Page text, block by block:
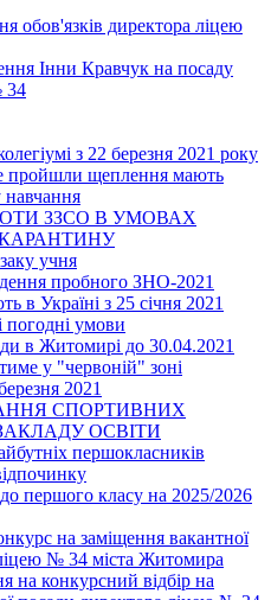
обов'язків директора ліцею
Інни Кравчук на посаду
34
з 22 березня 2021 року
пройшли щеплення мають
ЗЗСО В УМОВАХ
учня
пробного ЗНО-2021
в Україні з 25 січня 2021
умови
в Житомирі до 30.04.2021
у "червоній" зоні
2021
СПОРТИВНИХ
ОСВІТИ
першокласників
першого класу на 2025/2026
на заміщення вакантної
№ 34 міста Житомира
на конкурсний відбір на